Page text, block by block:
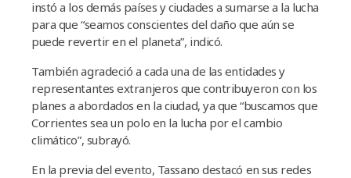
instó a los demás países y ciudades a sumarse a la lucha
para que “seamos conscientes del daño que aún se
puede revertir en el planeta”, indicó.
También agradeció a cada una de las entidades y
representantes extranjeros que contribuyeron con los
planes a abordados en la ciudad, ya que “buscamos que
Corrientes sea un polo en la lucha por el cambio
climático”, subrayó.
En la previa del evento, Tassano destacó en sus redes